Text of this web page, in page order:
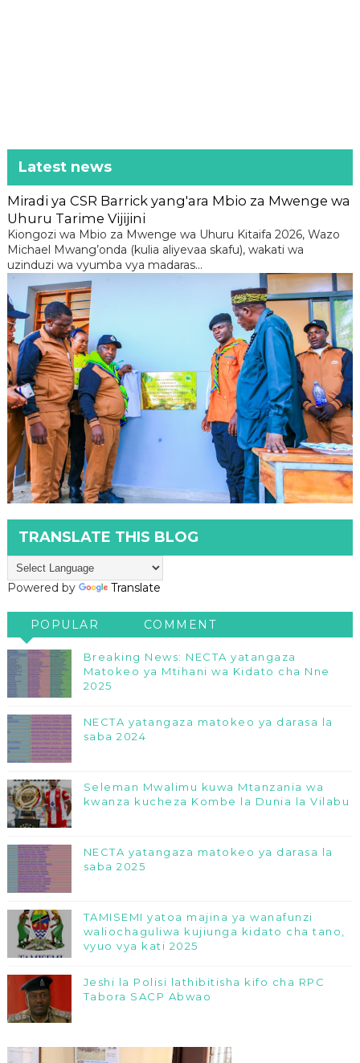
Latest news
Miradi ya CSR Barrick yang'ara Mbio za Mwenge wa
Uhuru Tarime Vijijini
Kiongozi wa Mbio za Mwenge wa Uhuru Kitaifa 2026, Wazo
Michael Mwang’onda (kulia aliyevaa skafu), wakati wa
uzinduzi wa vyumba vya madaras...
TRANSLATE THIS BLOG
Powered by Translate
POPULAR COMMENT
Breaking News: NECTA yatangaza
Matokeo ya Mtihani wa Kidato cha Nne
2025
NECTA yatangaza matokeo ya darasa la
saba 2024
Seleman Mwalimu kuwa Mtanzania wa
kwanza kucheza Kombe la Dunia la Vilabu
NECTA yatangaza matokeo ya darasa la
saba 2025
TAMISEMI yatoa majina ya wanafunzi
waliochaguliwa kujiunga kidato cha tano,
vyuo vya kati 2025
Jeshi la Polisi lathibitisha kifo cha RPC
Tabora SACP Abwao